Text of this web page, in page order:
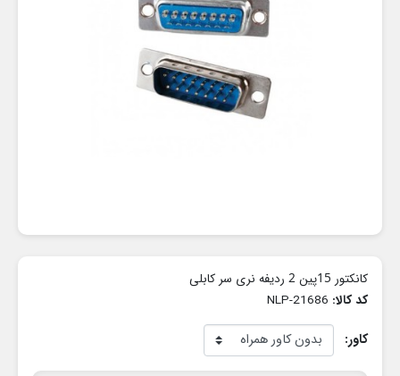
کانکتور 15پین 2 ردیفه نری سر کابلی
کد کالا:
کاور: